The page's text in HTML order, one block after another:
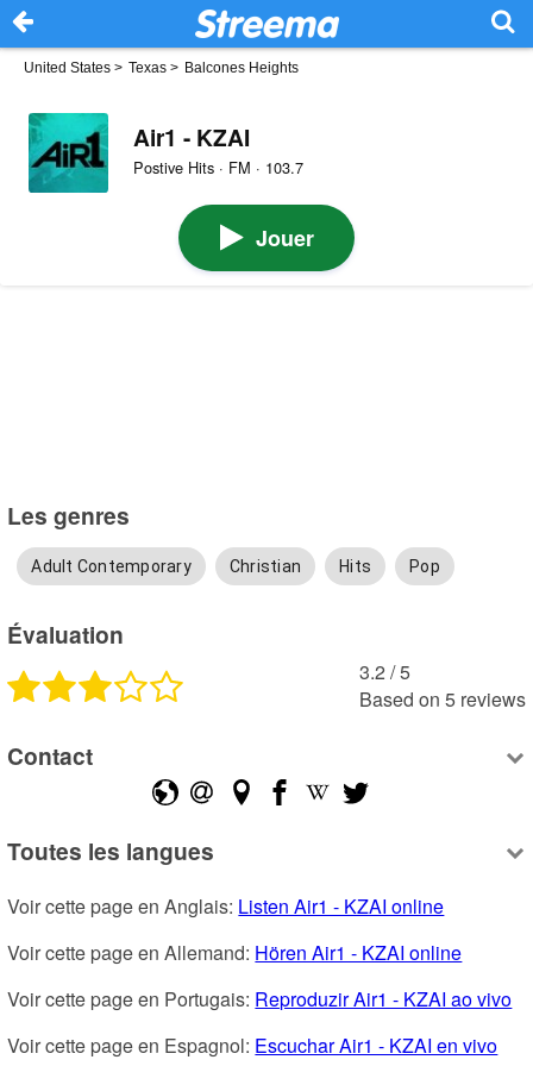
United States > Texas > Balcones Heights
Air1 - KZAI
Postive Hits · FM · 103.7
Jouer
Les genres
Adult Contemporary Christian Hits Pop
Évaluation
3.2 /5
Based on 5 reviews
Contact
Toutes les langues
Voir cette page en Anglais: Listen Air1 - KZAI online
Voir cette page en Allemand: Hören Air1 - KZAI online
Voir cette page en Portugais: Reproduzir Air1 - KZAI ao vivo
Voir cette page en Espagnol: Escuchar Air1 - KZAI en vivo